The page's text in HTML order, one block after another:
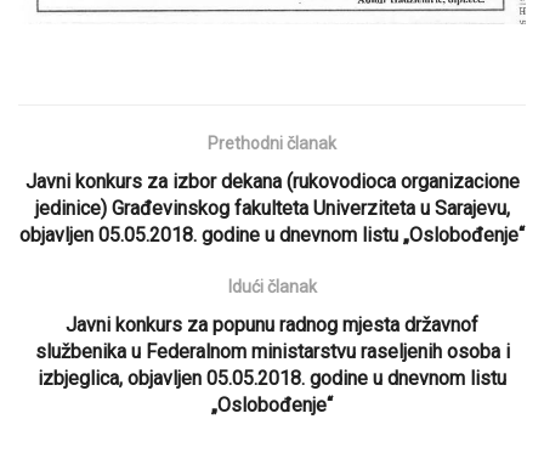
Prethodni članak
Javni konkurs za izbor dekana (rukovodioca organizacione
jedinice) Građevinskog fakulteta Univerziteta u Sarajevu,
objavljen 05.05.2018. godine u dnevnom listu „Oslobođenje“
Idući članak
Javni konkurs za popunu radnog mjesta državnof
službenika u Federalnom ministarstvu raseljenih osoba i
izbjeglica, objavljen 05.05.2018. godine u dnevnom listu
„Oslobođenje“